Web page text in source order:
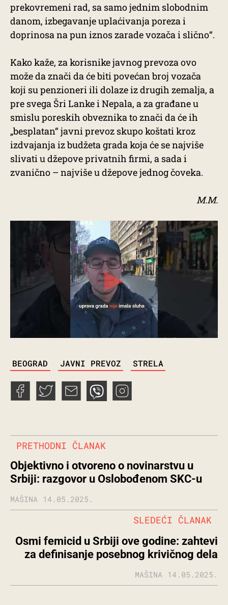
prekovremeni rad, sa samo jednim slobodnim
danom, izbegavanje uplaćivanja poreza i
doprinosa na pun iznos zarade vozača i slično“.
Kako kaže, za korisnike javnog prevoza ovo
može da znači da će biti povećan broj vozača
koji su penzioneri ili dolaze iz drugih zemalja, a
pre svega Šri Lanke i Nepala, a za građane u
smislu poreskih obveznika to znači da će ih
„besplatan“ javni prevoz skupo koštati kroz
izdvajanja iz budžeta grada koja će se najviše
slivati u džepove privatnih firmi, a sada i
zvanično – najviše u džepove jednog čoveka.
M.M.
BEOGRAD JAVNI PREVOZ STRELA
PRETHODNI ČLANAK
Objektivno i otvoreno o novinarstvu u
Srbiji: razgovor u Oslobođenom SKC-u
MAŠINA 14.05.2025.
Osmi femicid u Srbiji ove godine: zahtevi
za definisanje posebnog krivičnog dela
SLEDEĆI ČLANAK
MAŠINA 14.05.2025.